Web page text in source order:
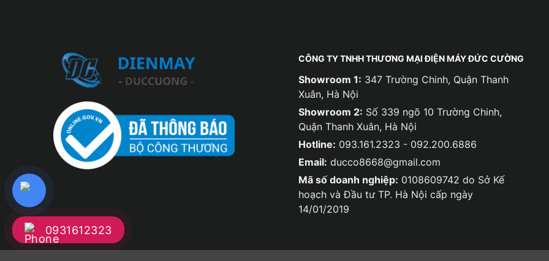
CÔNG TY TNHH THƯƠNG MẠI ĐIỆN MÁY ĐỨC CƯỜNG
Showroom 1: 347 Trường Chinh, Quận Thanh
Xuân, Hà Nội
Showroom 2: Số 339 ngõ 10 Trường Chinh,
Quận Thanh Xuân, Hà Nội
Hotline: 093.161.2323 - 092.200.6886
Email: ducco8668@gmail.com
Mã số doanh nghiệp: 0108609742 do Sở Kế
hoạch và Đầu tư TP. Hà Nội cấp ngày
14/01/2019
0931612323